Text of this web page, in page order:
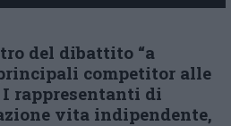
del dibattito “a
competitor alle
rappresentanti di
vita indipendente,